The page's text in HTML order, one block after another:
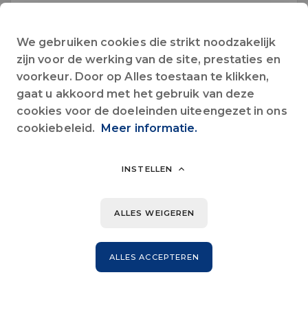
Ma Di Wo Do Vr Za Zo
1 2 3
5 6 7 8 9
28 29 30
We gebruiken cookies die strikt noodzakelijk
zijn voor de werking van de site, prestaties en
voorkeur. Door op Alles toestaan te klikken,
gaat u akkoord met het gebruik van deze
cookies voor de doeleinden uiteengezet in ons
cookiebeleid. Meer informatie.
INSTELLEN
ALLES WEIGEREN
ALLES ACCEPTEREN